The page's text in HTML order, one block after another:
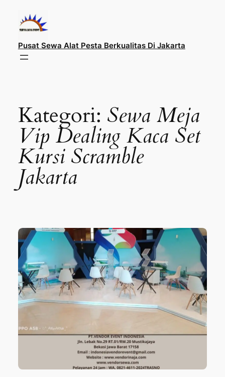
konten
Pusat Sewa Alat Pesta Berkualitas Di Jakarta
Kategori: Sewa Meja
Vip Dealing Kaca Set
Kursi Scramble
Jakarta